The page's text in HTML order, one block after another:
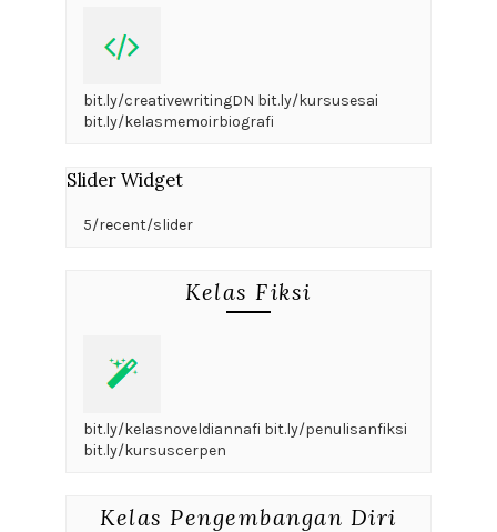
bit.ly/creativewritingDN bit.ly/kursusesai
bit.ly/kelasmemoirbiografi
Slider Widget
5/recent/slider
Kelas Fiksi
bit.ly/kelasnoveldiannafi bit.ly/penulisanfiksi
bit.ly/kursuscerpen
Kelas Pengembangan Diri